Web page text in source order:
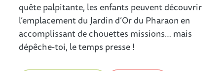
quête palpitante, les enfants peuvent découvrir
l’emplacement du Jardin d’Or du Pharaon en
accomplissant de chouettes missions… mais
dépêche-toi, le temps presse !